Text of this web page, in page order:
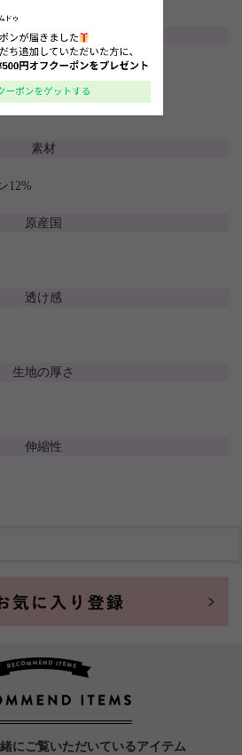
サイズ
周り236.5
素材
12%
原産国
透け感
生地の厚さ
伸縮性
にご覧いただいているアイテム